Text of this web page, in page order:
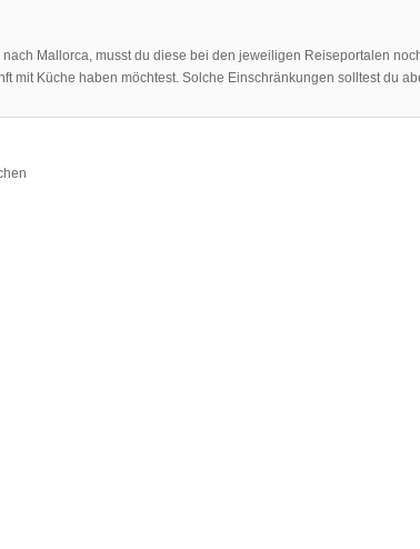
Mallorca, musst du diese bei den jeweiligen Reiseportalen
mit Küche haben möchtest. Solche Einschränkungen solltest du